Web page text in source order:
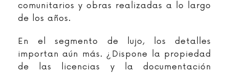
comunitarios y obras realizadas a lo largo
de los años.
En el segmento de lujo, los detalles
importan aún más. ¿Dispone la propiedad
de las licencias y la documentación